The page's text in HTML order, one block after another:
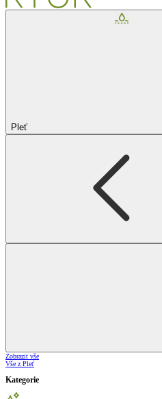
Pleť
Zobrazit vše
Vše z Pleť
Kategorie